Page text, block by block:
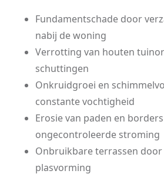
Fundamentschade door
nabij de woning
Verrotting van houten
schuttingen
Onkruidgroei en
constante vochtigheid
Erosie van paden en
ongecontroleerde stroming
Onbruikbare terrassen
plasvorming